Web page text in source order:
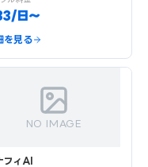
日〜
を見る
NO IMAGE
フィAI